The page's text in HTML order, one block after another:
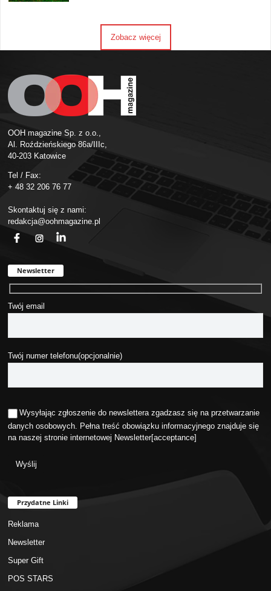
Zobacz więcej
OOH magazine Sp. z o.o.,
Al. Roździeńskiego 86a/IIIc,
40-203 Katowice
Tel / Fax:
+ 48 32 206 76 77
Skontaktuj się z nami:
redakcja@oohmagazine.pl
Newsletter
Twój email
Twój numer telefonu(opcjonalnie)
Wysyłając zgłoszenie do newslettera zgadzasz się na przetwarzanie
danych osobowych. Pełna treść obowiązku informacyjnego znajduje się
na naszej stronie internetowej Newsletter[acceptance]
Przydatne Linki
Reklama
Newsletter
Super Gift
POS STARS